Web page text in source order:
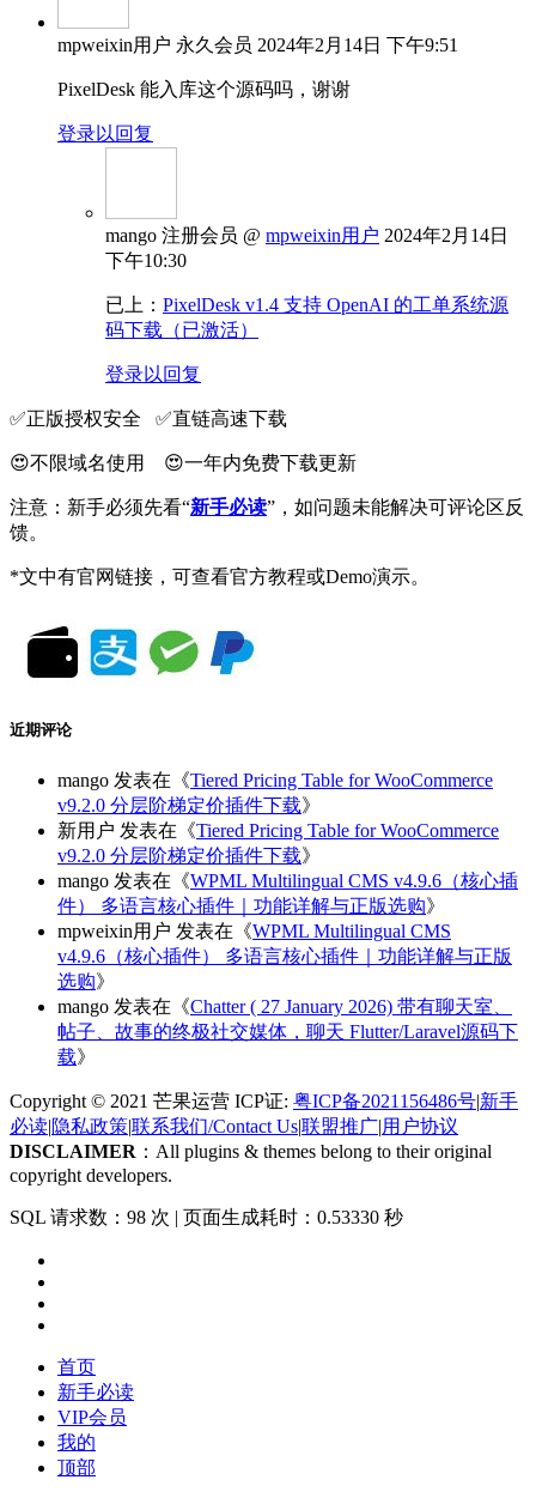
mpweixin用户 永久会员 2024年2月14日 下午9:51
PixelDesk 能入库这个源码吗，谢谢
登录以回复
mango 注册会员 @ mpweixin用户 2024年2月14日
下午10:30
已上： PixelDesk v1.4 支持 OpenAI 的工单系统源
码下载（已激活）
登录以回复
✅️正版授权安全 ✅️直链高速下载
😍不限域名使用 😍一年内免费下载更新
注意：新手必须先看“新手必读”，如问题未能解决可评论区反
馈。
*文中有官网链接，可查看官方教程或Demo演示。
近期评论
mango 发表在《Tiered Pricing Table for WooCommerce
v9.2.0 分层阶梯定价插件下载》
新用户 发表在《Tiered Pricing Table for WooCommerce
v9.2.0 分层阶梯定价插件下载》
mango 发表在《WPML Multilingual CMS v4.9.6（核心插
件） 多语言核心插件｜功能详解与正版选购》
mpweixin用户 发表在《WPML Multilingual CMS
v4.9.6（核心插件） 多语言核心插件｜功能详解与正版
选购》
mango 发表在《Chatter ( 27 January 2026) 带有聊天室、
帖子、故事的终极社交媒体，聊天 Flutter/Laravel源码下
载》
Copyright © 2021 芒果运营 ICP证: 粤ICP备2021156486号|新手
必读|隐私政策|联系我们/Contact Us|联盟推广|用户协议
DISCLAIMER ：All plugins & themes belong to their original
copyright developers.
SQL 请求数：98 次 | 页面生成耗时：0.53330 秒
首页
新手必读
VIP会员
我的
顶部